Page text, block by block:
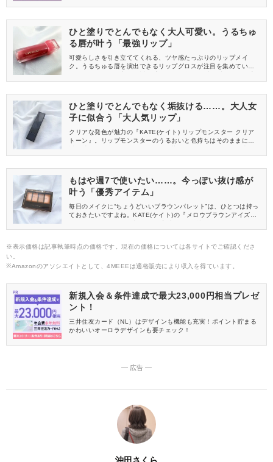
ひと塗りでとんでもなく大人可愛い。うるちゅ
る唇が叶う「最強リップ」
可愛らしさを引き立ててくれる、ツヤ感たっぷりのリップメイ
ク。うるちゅる唇を演出できるリップグロスが注目を集めていま
が魅力の「milktouch(ミルクタッチ)デューステインシアーリップ
て、いつものメイクを可愛らしい印象に仕上げるリップグロスの
魅力をレビューしますね♡
ひと塗りでとんでもなく垢抜ける……。大人女
子に似合う「大人気リップ」
クリアな発色が魅力の『KATE(ケイト) リップモンスター クリア
トーン』。リップモンスターのうるおいと色持ちはそのままに、
りが叶います♡今回は、注目の新色「C04 葡萄化モンスター」を
もはや週7で使いたい……。今っぽい抜け感が
叶う「優秀アイテム」
毎日のメイクに“ちょうどいいブラウンパレット”は、ひとつは持っ
ておきたいですよね。KATE(ケイト)の『メロウブラウンアイズ』
今回紹介する新色「BR-10 グレージュムースブラウン」は、透け
イリーにも大活躍する万能カラーをレビューします。
※表示価格は記事執筆時点の価格です。現在の価格については各サイトでご確認くださ
い。
※Amazonのアソシエイトとして、4MEEEは適格販売により収入を得ています。
新規入会＆条件達成で最大23,000円相当プレゼ
ント！
三井住友カード（NL）はデザインも機能も充実！ポイント貯まる
かわいいオーロラデザインも要チェック！
― 広告 ―